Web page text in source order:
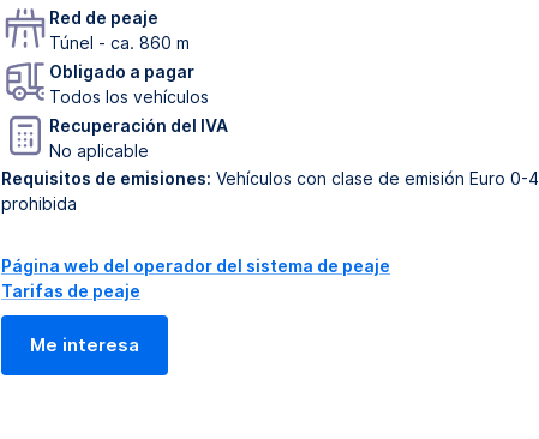
Red de peaje
Túnel - ca. 860 m
Obligado a pagar
Todos los vehículos
Recuperación del IVA
No aplicable
Requisitos de emisiones: Vehículos con clase de emisión Euro 0-4
prohibida
Página web del operador del sistema de peaje
Tarifas de peaje
Me interesa